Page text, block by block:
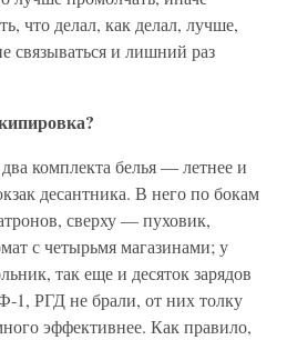
что делал, как делал, лучше,
связываться и лишний раз
комплекта белья — летнее и
десантника. В него по бокам
сверху — пуховик,
с четырьмя магазинами; у
так еще и десяток зарядов
1, РГД не брали, от них толку
эффективнее. Как правило,